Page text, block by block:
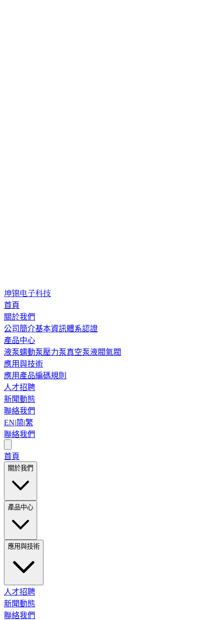
坤锦电子科技
首頁
關於我們
公司簡介基本資訊體系認證
產品中心
液泵蠕動泵壓力泵真空泵液閥氣閥
應用與技術
應用 產品編碼規則
人才招聘
新聞動態
聯絡我們
EN|简|繁
聯絡我們
首頁
關於我們
產品中心
應用與技術
人才招聘
新聞動態
聯絡我們